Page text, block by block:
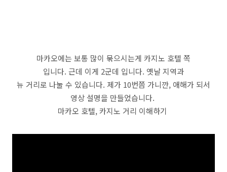
마카오에는 보통 많이 묶으시는게 카지노 호텔 쪽
입니다. 근데 이게 2군데 입니다. 옛날 지역과
뉴 거리로 나눌 수 있습니다. 제가 10번쯤 가니깐, 애해가 되서
영상 설명을 만들었습니다.
마카오 호텔, 카지노 거리 이해하기